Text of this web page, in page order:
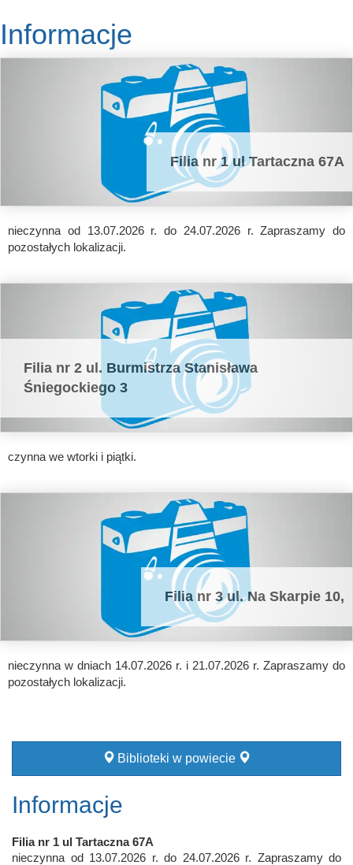
Informacje
Filia nr 1 ul Tartaczna 67A
nieczynna od 13.07.2026 r. do 24.07.2026 r. Zapraszamy do
pozostałych lokalizacji.
Filia nr 2 ul. Burmistrza Stanisława
Śniegockiego 3
czynna we wtorki i piątki.
Filia nr 3 ul. Na Skarpie 10,
nieczynna w dniach 14.07.2026 r. i 21.07.2026 r. Zapraszamy do
pozostałych lokalizacji.
Biblioteki w powiecie
Informacje
Filia nr 1 ul Tartaczna 67A
nieczynna od 13.07.2026 r. do 24.07.2026 r. Zapraszamy do